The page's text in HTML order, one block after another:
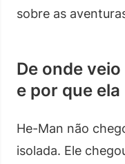
sobre as
De onde
e por que ela
He-Man não
isolada. Ele